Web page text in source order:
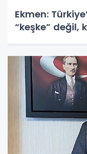
Ekmen:
“keşke” değil,